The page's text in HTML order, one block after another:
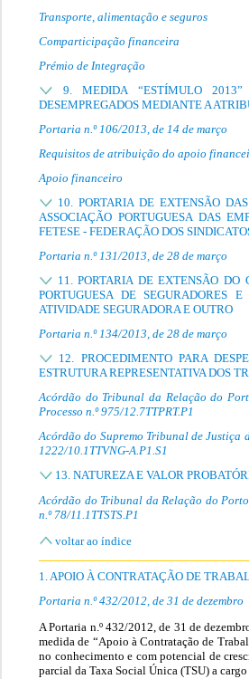
Transporte, alimentação e seguros
Comparticipação financeira
Prémio de Integração
9. MEDIDA “ESTÍMULO
DESEMPREGADOS MEDIANTE A
Portaria n.º 106/2013, de 14 de março
Requisitos de atribuição do apoio
Apoio financeiro
10. PORTARIA DE EXTENSÃO
ASSOCIAÇÃO PORTUGUESA DAS
FETESE - FEDERAÇÃO DOS
Portaria n.º 131/2013, de 28 de março
11. PORTARIA DE EXTENSÃO DO
PORTUGUESA DE SEGURADORES
ATIVIDADE SEGURADORA E OUTRO
Portaria n.º 134/2013, de 28 de março
12. PROCEDIMENTO PARA
ESTRUTURA REPRESENTATIVA DOS
Acórdão do Tribunal da Relação do
Processo n.º 975/12.7TTPRT.P1
Acórdão do Supremo Tribunal de Justiça
1222/10.1TTVNG-A.P1.S1
13. NATUREZA E VALOR
Acórdão do Tribunal da Relação do
n.º 78/11.1TTSTS.P1
voltar ao índice
1. APOIO À CONTRATAÇÃO DE
Portaria n.º 432/2012, de 31 de dezembro
A Portaria n.º 432/2012, de 31 de
medida de “Apoio à Contratação de
no conhecimento e com potencial de
parcial da Taxa Social Única (TSU) a